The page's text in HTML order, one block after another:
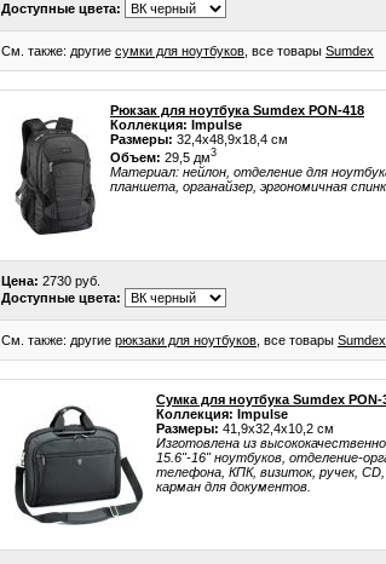
Доступные цвета:
См. также: другие сумки для ноутбуков , все товары Sumdex
Рюкзак для ноутбука Sumdex PON-418
Коллекция: Impulse
Размеры: 32,4x48,9x18,4 см
Объем: 29,5 дм3
Материал: нейлон, отделение для
планшета, органайзер, эргономичная
Цена: 2730 руб.
Доступные цвета:
См. также: другие рюкзаки для ноутбуков , все товары Sumdex
Сумка для ноутбука Sumdex PON-
Коллекция: Impulse
Размеры: 41,9x32,4x10,2 см
Изготовлена из
15.6"-16" ноутбуков, отделение-
телефона, КПК, визиток, ручек,
карман для документов.